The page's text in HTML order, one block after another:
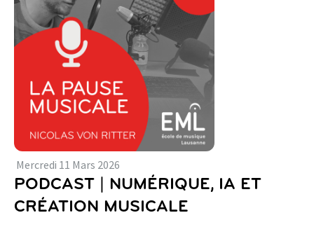
Mercredi 11 Mars 2026
PODCAST | NUMÉRIQUE, IA ET
CRÉATION MUSICALE